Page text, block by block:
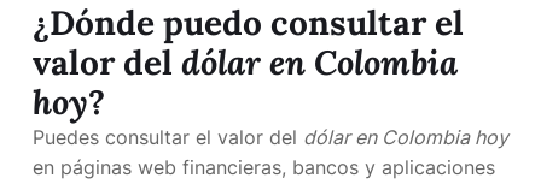
¿Dónde puedo consultar el
valor del dólar en Colombia
hoy?
Puedes consultar el valor del dólar en Colombia hoy
en páginas web financieras, bancos y aplicaciones